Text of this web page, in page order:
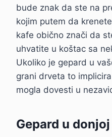
bude znak da ste na
kojim putem da
kafe obično znači da
uhvatite u koštac sa
Ukoliko je gepard u
grani drveta to
mogla dovesti u
Gepard u